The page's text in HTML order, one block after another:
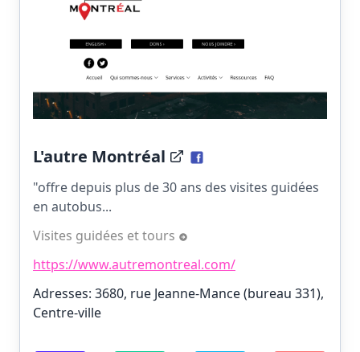
L'autre Montréal
"offre depuis plus de 30 ans des visites guidées
en autobus...
Visites guidées et tours
https://www.autremontreal.com/
Adresses: 3680, rue Jeanne-Mance (bureau 331),
Centre-ville